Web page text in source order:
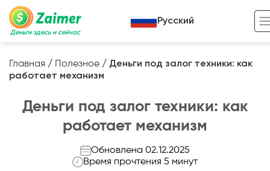
Деньги здесь и сейчас
Кредит под залог авто
Кредит под залог недвижимости
Кредит под залог спецтехники
Жизненный цикл вашего кредита
Полезные статьи
Русский
Главная / Полезное / Деньги под залог техники: как
работает механизм
Деньги под залог техники: как
работает механизм
Обновлена 02.12.2025
Время прочтения 5 минут